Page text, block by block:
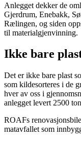
Anlegget dekker de
Gjerdrum, Enebakk,
Rælingen, og siden
til materialgjenvinning.
Ikke bare
Det er ikke bare plast
som kildesorteres i de
hver av oss i
anlegget levert 2500
ROAFs
matavfallet som